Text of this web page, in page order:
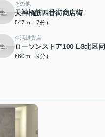
その他
天神橋筋四番街商店街
547ｍ（7分）
生活雑貨店
ローソンストア100 LS北区
660ｍ（9分）